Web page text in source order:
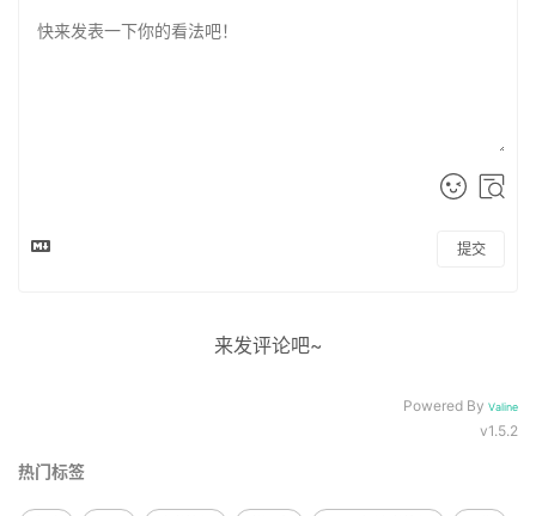
提交
来发评论吧~
Powered By Valine
v1.5.2
热门标签